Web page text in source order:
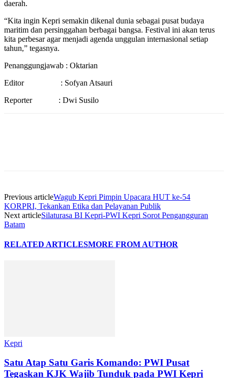
daerah.
“Kita ingin Kepri semakin dikenal dunia sebagai pusat budaya
maritim dan persinggahan berbagai bangsa. Festival ini akan terus
kita perbesar agar menjadi agenda unggulan internasional setiap
tahun,” tegasnya.
Penanggungjawab : Oktarian
Editor : Sofyan Atsauri
Reporter : Dwi Susilo
Previous articleWagub Kepri Pimpin Upacara HUT ke-54
KORPRI, Tekankan Etika dan Pelayanan Publik
Next articleSilaturasa BI Kepri-PWI Kepri Sorot Pengangguran
Batam
RELATED ARTICLESMORE FROM AUTHOR
Kepri
Satu Atap Satu Garis Komando: PWI Pusat
Tegaskan KJK Wajib Tunduk pada PWI Kepri